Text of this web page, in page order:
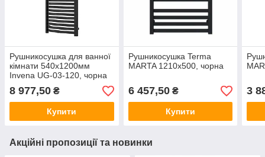
Рушникосушка для ванної
кімнати 540x1200мм
Invena UG-03-120, чорна
8 977,50 ₴
Купити
Рушникосушка Terma
MARTA 1210х500, чорна
6 457,50₴
Купити
3
Акційні пропозиції та новинки